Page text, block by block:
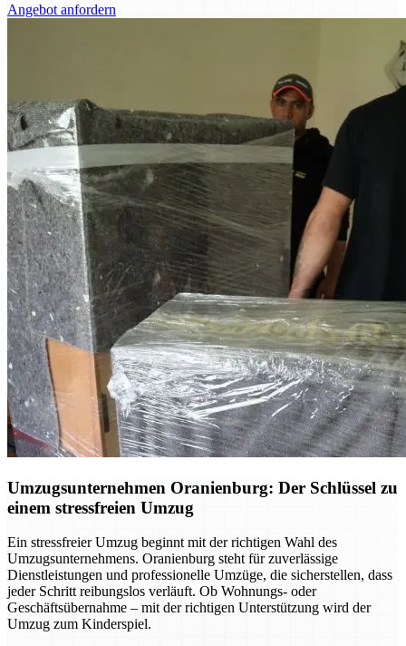
Angebot anfordern
Umzugsunternehmen Oranienburg: Der Schlüssel zu
einem stressfreien Umzug
Ein stressfreier Umzug beginnt mit der richtigen Wahl des
Umzugsunternehmens. Oranienburg steht für zuverlässige
Dienstleistungen und professionelle Umzüge, die sicherstellen, dass
jeder Schritt reibungslos verläuft. Ob Wohnungs- oder
Geschäftsübernahme – mit der richtigen Unterstützung wird der
Umzug zum Kinderspiel.